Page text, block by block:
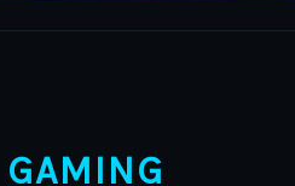
GAMING